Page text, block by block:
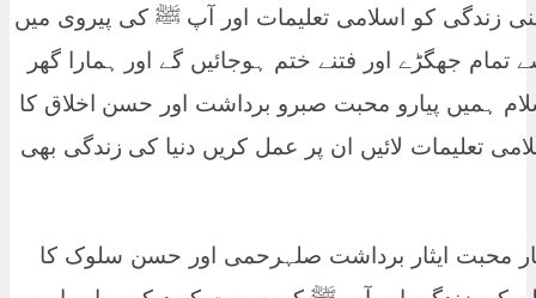
زندگی کو اسلامی تعلیمات اور آپ ﷺ کی پیروی میں
جھگڑے اور فتنے ختم ہوجائیں گے اور ہمارا گھر
ہمیں پیارو محبت صبرو برداشت اور حسن اخلاق کا
تعلیمات لائیں ان پر عمل کریں دنیا کی زندگی بھی
محبت ایثار برداشت صلہرحمی اور حسن سلوک کا